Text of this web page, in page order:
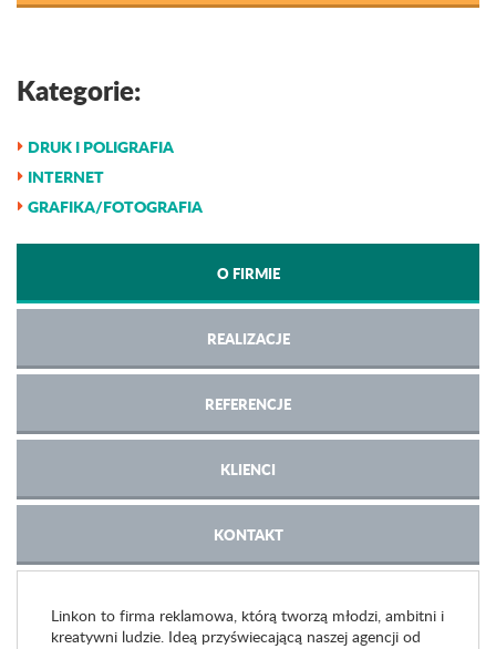
Kategorie:
DRUK I POLIGRAFIA
INTERNET
GRAFIKA/FOTOGRAFIA
O FIRMIE
REALIZACJE
REFERENCJE
KLIENCI
KONTAKT
Linkon to firma reklamowa, którą tworzą młodzi, ambitni i
kreatywni ludzie. Ideą przyświecającą naszej agencji od